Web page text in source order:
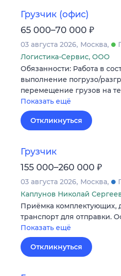
Грузчик (офис)
65 000–70 000 ₽
03 августа 2026 Москва
Логистика-Сервис, ООО
Обязанности: Работа в
выполнение погрузо/
перемещение грузов на
Показать ещё
Откликнуться
Грузчик
155 000–260 000 ₽
03 августа 2026 Москва
Каплунов Николай
Приёмка комплектующих,
транспорт для отправки.
Показать ещё
Откликнуться